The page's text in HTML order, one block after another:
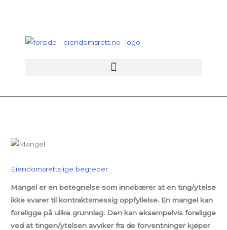
innholdet
Eiendomsrettslige begreper
Mangel er en betegnelse som innebærer at en ting/ytelse
ikke svarer til kontraktsmessig oppfyllelse. En mangel kan
foreligge på ulike grunnlag. Den kan eksempelvis foreligge
ved at tingen/ytelsen avviker fra de forventninger kjøper